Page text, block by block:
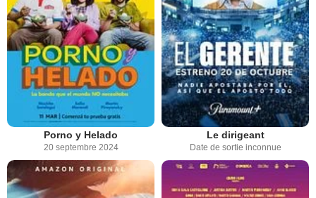
Porno y Helado
20 septembre 2024
Le dirigeant
Date de sortie inconnue